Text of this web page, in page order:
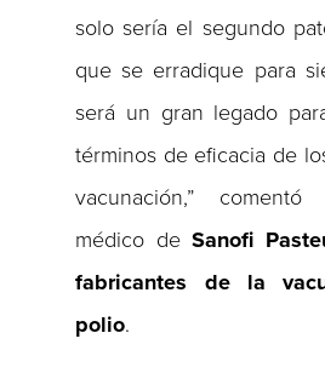
solo sería el segundo
que se erradique para
será un gran legado
términos de eficacia de
vacunación,”
médico deSanofi
fabricantes de la
polio.